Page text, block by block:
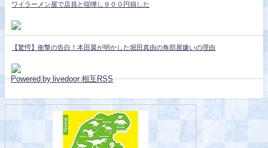
ワイラーメン屋で店員と喧嘩し９００円損した
【驚愕】衝撃の告白！本田翼が明かした堀田真由の角部屋嫌いの理由
Powered by livedoor 相互RSS